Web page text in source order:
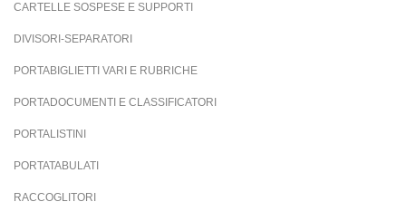
CARTELLE SOSPESE E SUPPORTI
DIVISORI-SEPARATORI
PORTABIGLIETTI VARI E RUBRICHE
PORTADOCUMENTI E CLASSIFICATORI
PORTALISTINI
PORTATABULATI
RACCOGLITORI